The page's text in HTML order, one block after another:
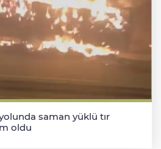
saman yüklü tır
oldu